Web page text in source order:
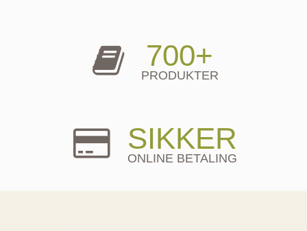
700+
PRODUKTER
SIKKER
ONLINE BETALING